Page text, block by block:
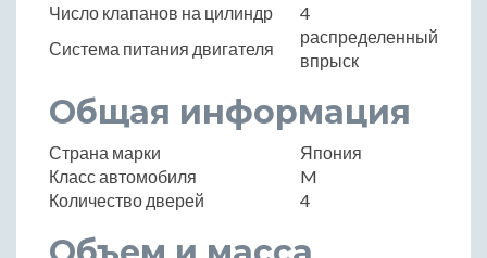
Число клапанов на цилиндр
4
Система питания двигателя
распределенный
впрыск
Общая информация
Страна марки
Япония
Класс автомобиля
M
Количество дверей
4